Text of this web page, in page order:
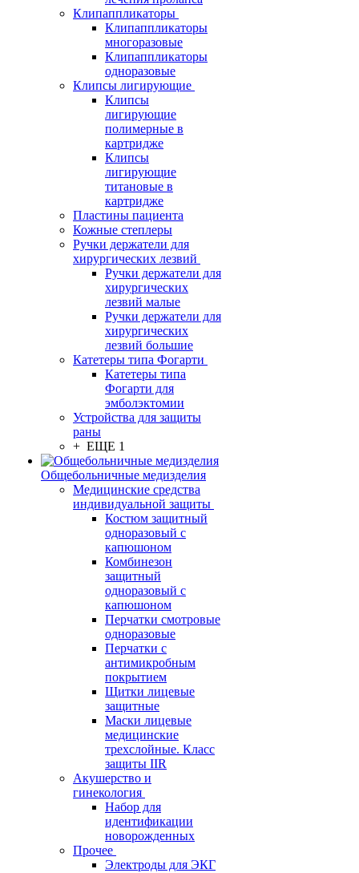
Клипаппликаторы
Клипаппликаторы
многоразовые
Клипаппликаторы
одноразовые
Клипсы лигирующие
Клипсы
лигирующие
полимерные в
картридже
Клипсы
лигирующие
титановые в
картридже
Пластины пациента
Кожные степлеры
Ручки держатели для
хирургических лезвий
Ручки держатели для
хирургических
лезвий малые
Ручки держатели для
хирургических
лезвий большие
Катетеры типа Фогарти
Катетеры типа
Фогарти для
эмболэктомии
Устройства для защиты
раны
+ ЕЩЕ 1
Общебольничные медизделия
Медицинские средства
индивидуальной защиты
Костюм защитный
одноразовый с
капюшоном
Комбинезон
защитный
одноразовый с
капюшоном
Перчатки смотровые
одноразовые
Перчатки с
антимикробным
покрытием
Щитки лицевые
защитные
Маски лицевые
медицинские
трехслойные. Класс
защиты IIR
Акушерство и
гинекология
Набор для
идентификации
новорожденных
Прочее
Электроды для ЭКГ